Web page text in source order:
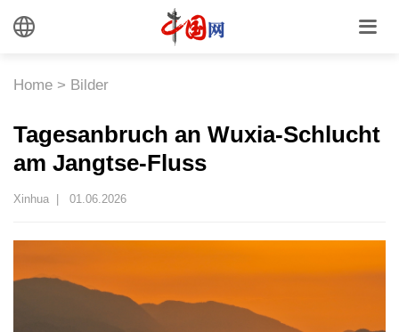
Home > Bilder
Tagesanbruch an Wuxia-Schlucht
am Jangtse-Fluss
Xinhua | 01.06.2026